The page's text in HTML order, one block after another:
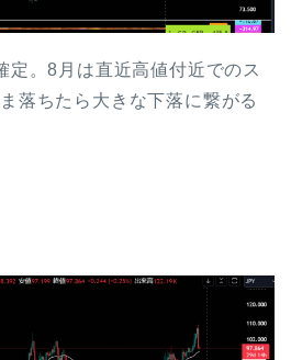
定。8月は直近高値付近でのス
落ちたら大きな下落に繋がる